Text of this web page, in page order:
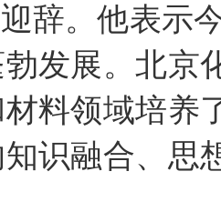
辞。他表示
发展。北京
料领域培养
识融合、思